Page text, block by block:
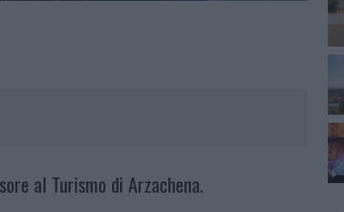
al Turismo di Arzachena.